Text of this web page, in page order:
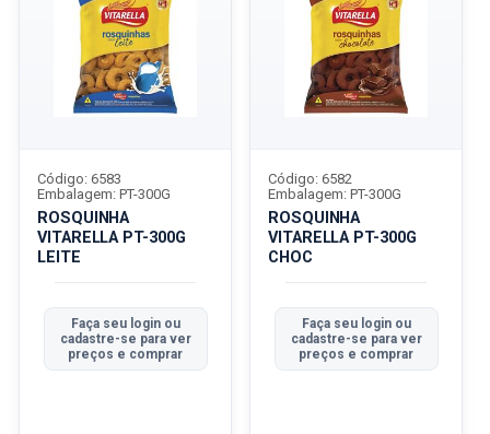
ROSQUINHA
VITARELLA PT-300G
LEITE
Código: 6583
Embalagem: PT-300G
Faça seu login ou
cadastre-se para ver
preços e comprar
ROSQUINHA
VITARELLA PT-300G
CHOC
Código: 6582
Embalagem: PT-300G
Faça seu login ou
cadastre-se para ver
preços e comprar